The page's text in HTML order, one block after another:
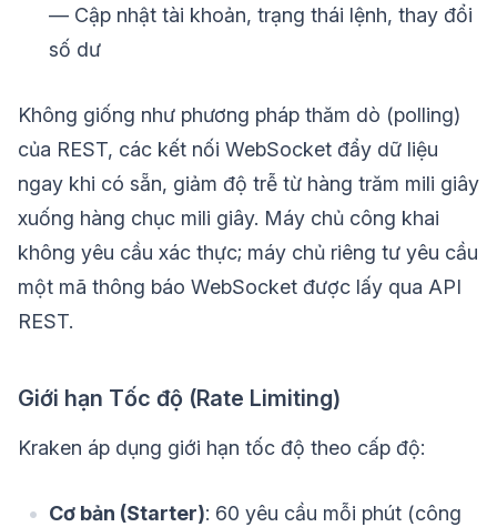
— Cập nhật tài khoản, trạng thái lệnh, thay đổi
số dư
Không giống như phương pháp thăm dò (polling)
của REST, các kết nối WebSocket đẩy dữ liệu
ngay khi có sẵn, giảm độ trễ từ hàng trăm mili giây
xuống hàng chục mili giây. Máy chủ công khai
không yêu cầu xác thực; máy chủ riêng tư yêu cầu
một mã thông báo WebSocket được lấy qua API
REST.
Giới hạn Tốc độ (Rate Limiting)
Kraken áp dụng giới hạn tốc độ theo cấp độ:
Cơ bản (Starter): 60 yêu cầu mỗi phút (công